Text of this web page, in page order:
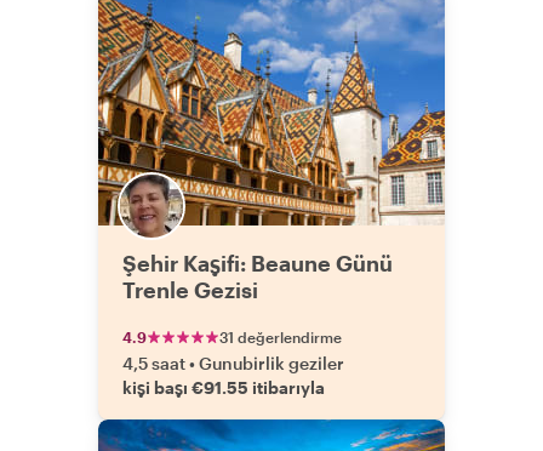
Şehir Kaşifi: Beaune Günü
Trenle Gezisi
4.9 31 değerlendirme
4,5 saat•Gunubirlik geziler
kişi başı €91.55 itibarıyla